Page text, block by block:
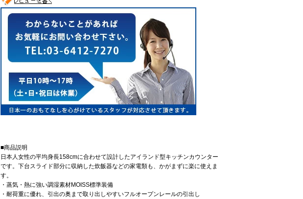
■商品説明
日本人女性の平均身長158cmに合わせて設計したアイランド型キッチンカウンター
です。下台スライド部分に収納した炊飯器などの家電類も、かがまずに楽に使えま
す。
・蒸気・熱に強い調湿素材MOISS標準装備
・耐荷重に優れ、引出の奥まで取り出しやすいフルオープンレールの引出し